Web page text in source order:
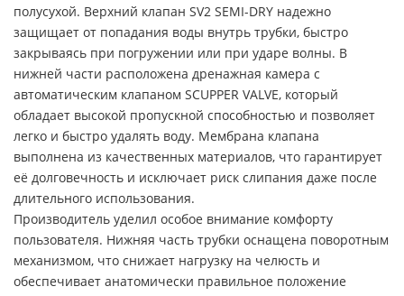
полусухой. Верхний клапан SV2 SEMI-DRY надежно
защищает от попадания воды внутрь трубки, быстро
закрываясь при погружении или при ударе волны. В
нижней части расположена дренажная камера с
автоматическим клапаном SCUPPER VALVE, который
обладает высокой пропускной способностью и позволяет
легко и быстро удалять воду. Мембрана клапана
выполнена из качественных материалов, что гарантирует
её долговечность и исключает риск слипания даже после
длительного использования.
Производитель уделил особое внимание комфорту
пользователя. Нижняя часть трубки оснащена поворотным
механизмом, что снижает нагрузку на челюсть и
обеспечивает анатомически правильное положение